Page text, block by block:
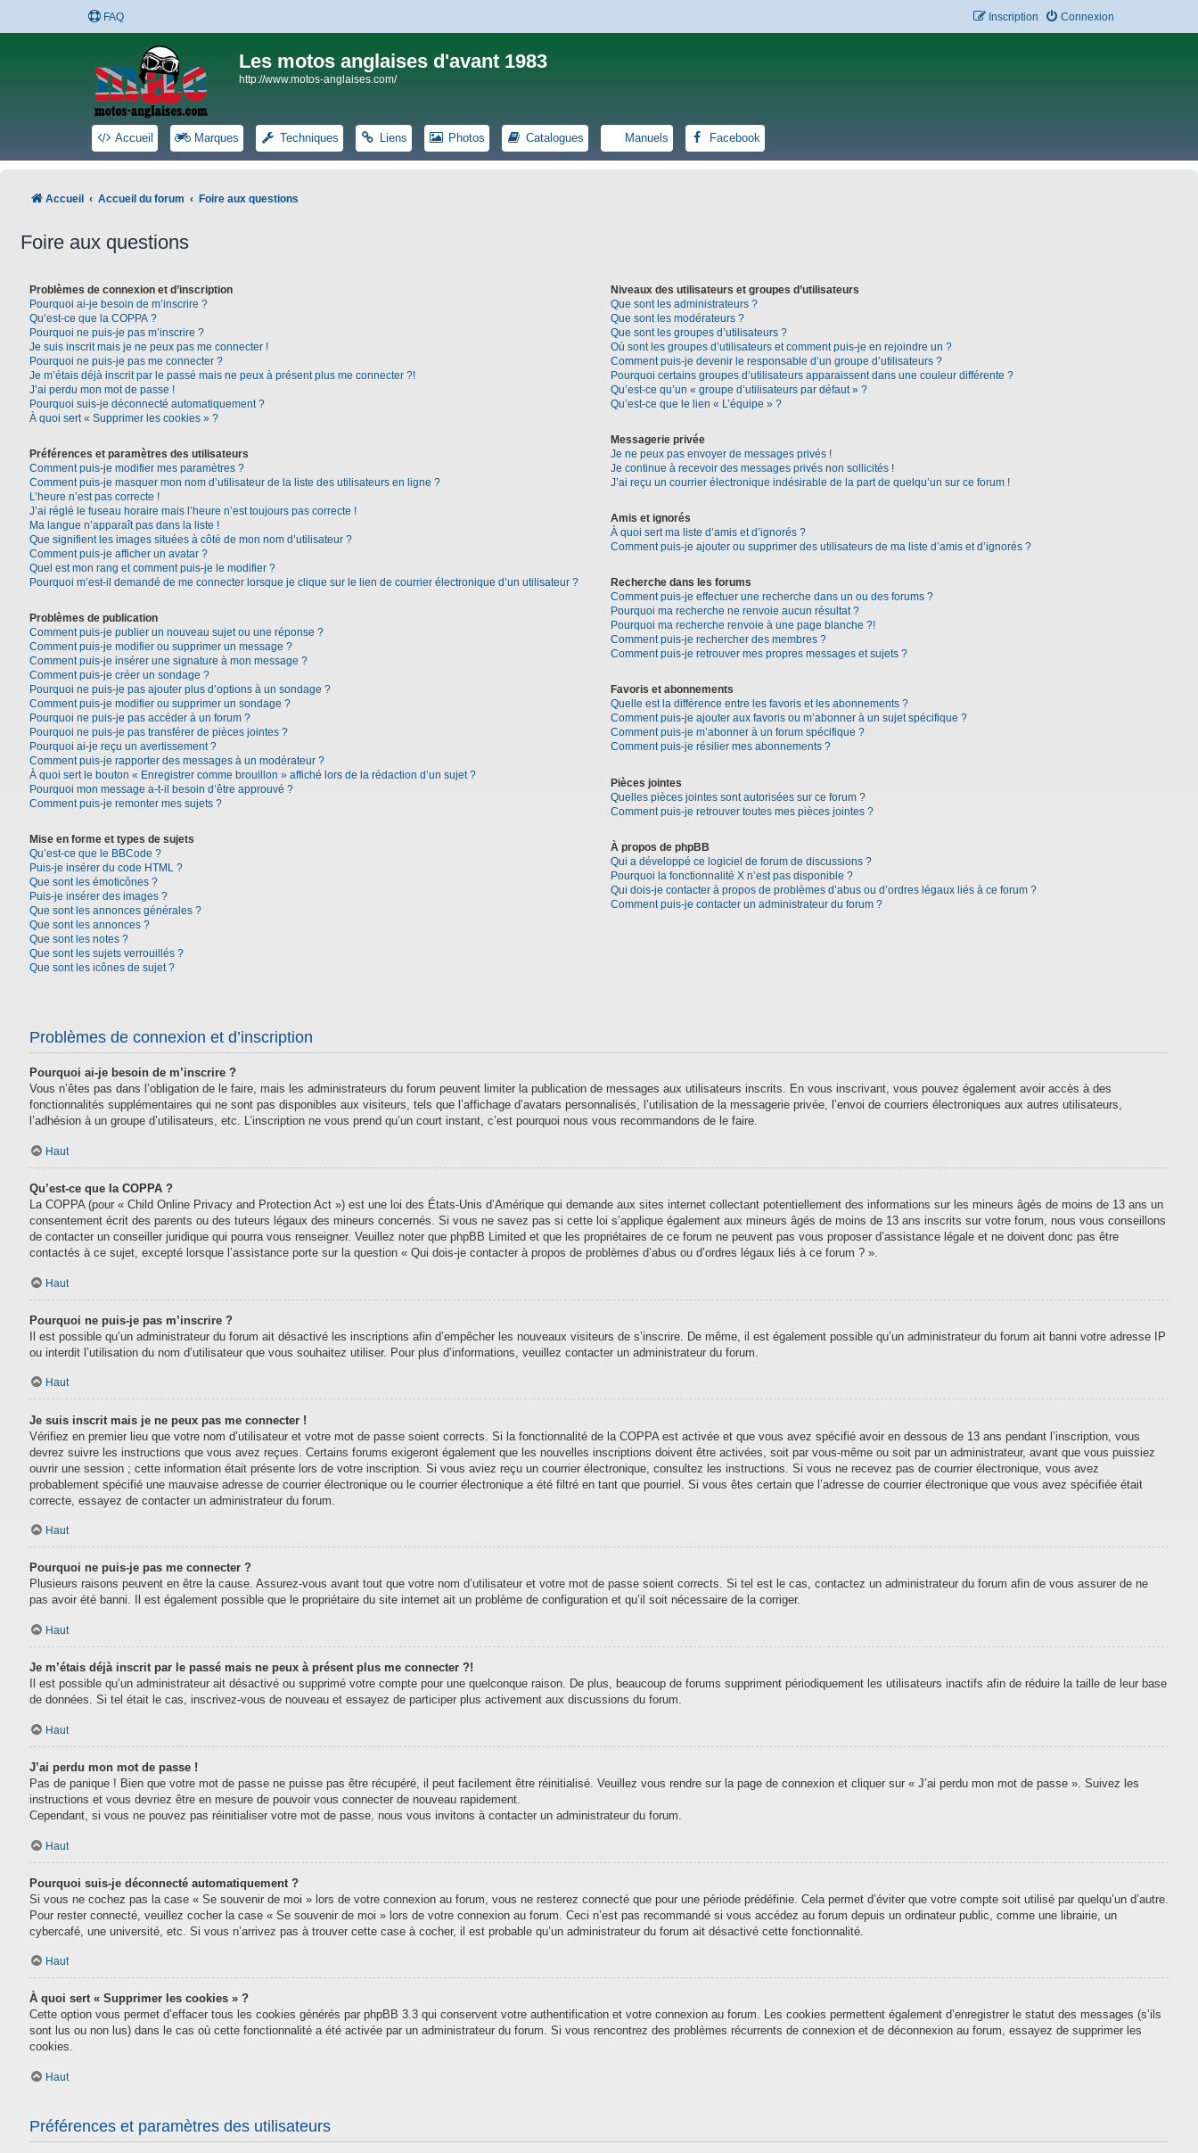
FAQ Connexion
Inscription
Les motos anglaises d'avant 1983
http://www.motos-anglaises.com/
Accueil Marques Techniques Liens Photos Catalogues Manuels Facebook
Accueil Accueil du forum Foire aux questions
Foire aux questions
Problèmes de connexion et d’inscription
Pourquoi ai-je besoin de m’inscrire ?
Qu’est-ce que la COPPA ?
Pourquoi ne puis-je pas m’inscrire ?
Je suis inscrit mais je ne peux pas me connecter !
Pourquoi ne puis-je pas me connecter ?
Je m’étais déjà inscrit par le passé mais ne peux à présent plus me connecter ?!
J’ai perdu mon mot de passe !
Pourquoi suis-je déconnecté automatiquement ?
À quoi sert « Supprimer les cookies » ?
Préférences et paramètres des utilisateurs
Comment puis-je modifier mes paramètres ?
Comment puis-je masquer mon nom d’utilisateur de la liste des utilisateurs en ligne ?
L’heure n’est pas correcte !
J’ai réglé le fuseau horaire mais l’heure n’est toujours pas correcte !
Ma langue n’apparaît pas dans la liste !
Que signifient les images situées à côté de mon nom d’utilisateur ?
Comment puis-je afficher un avatar ?
Quel est mon rang et comment puis-je le modifier ?
Pourquoi m’est-il demandé de me connecter lorsque je clique sur le lien de courrier électronique d’un utilisateur ?
Problèmes de publication
Comment puis-je publier un nouveau sujet ou une réponse ?
Comment puis-je modifier ou supprimer un message ?
Comment puis-je insérer une signature à mon message ?
Comment puis-je créer un sondage ?
Pourquoi ne puis-je pas ajouter plus d’options à un sondage ?
Comment puis-je modifier ou supprimer un sondage ?
Pourquoi ne puis-je pas accéder à un forum ?
Pourquoi ne puis-je pas transférer de pièces jointes ?
Pourquoi ai-je reçu un avertissement ?
Comment puis-je rapporter des messages à un modérateur ?
À quoi sert le bouton « Enregistrer comme brouillon » affiché lors de la rédaction d’un sujet ?
Pourquoi mon message a-t-il besoin d’être approuvé ?
Comment puis-je remonter mes sujets ?
Mise en forme et types de sujets
Qu’est-ce que le BBCode ?
Puis-je insérer du code HTML ?
Que sont les émoticônes ?
Puis-je insérer des images ?
Que sont les annonces générales ?
Que sont les annonces ?
Que sont les notes ?
Que sont les sujets verrouillés ?
Que sont les icônes de sujet ?
Niveaux des utilisateurs et groupes d’utilisateurs
Que sont les administrateurs ?
Que sont les modérateurs ?
Que sont les groupes d’utilisateurs ?
Où sont les groupes d’utilisateurs et comment puis-je en rejoindre un ?
Comment puis-je devenir le responsable d’un groupe d’utilisateurs ?
Pourquoi certains groupes d’utilisateurs apparaissent dans une couleur différente ?
Qu’est-ce qu’un « groupe d’utilisateurs par défaut » ?
Qu’est-ce que le lien « L’équipe » ?
Messagerie privée
Je ne peux pas envoyer de messages privés !
Je continue à recevoir des messages privés non sollicités !
J’ai reçu un courrier électronique indésirable de la part de quelqu’un sur ce forum !
Amis et ignorés
À quoi sert ma liste d’amis et d’ignorés ?
Comment puis-je ajouter ou supprimer des utilisateurs de ma liste d’amis et d’ignorés ?
Recherche dans les forums
Comment puis-je effectuer une recherche dans un ou des forums ?
Pourquoi ma recherche ne renvoie aucun résultat ?
Pourquoi ma recherche renvoie à une page blanche ?!
Comment puis-je rechercher des membres ?
Comment puis-je retrouver mes propres messages et sujets ?
Favoris et abonnements
Quelle est la différence entre les favoris et les abonnements ?
Comment puis-je ajouter aux favoris ou m’abonner à un sujet spécifique ?
Comment puis-je m’abonner à un forum spécifique ?
Comment puis-je résilier mes abonnements ?
Pièces jointes
Quelles pièces jointes sont autorisées sur ce forum ?
Comment puis-je retrouver toutes mes pièces jointes ?
À propos de phpBB
Qui a développé ce logiciel de forum de discussions ?
Pourquoi la fonctionnalité X n’est pas disponible ?
Qui dois-je contacter à propos de problèmes d’abus ou d’ordres légaux liés à ce forum ?
Comment puis-je contacter un administrateur du forum ?
Problèmes de connexion et d’inscription
Pourquoi ai-je besoin de m’inscrire ?
Vous n’êtes pas dans l’obligation de le faire, mais les administrateurs du forum peuvent limiter la publication de messages aux utilisateurs inscrits. En vous inscrivant, vous pouvez également avoir accès à des
fonctionnalités supplémentaires qui ne sont pas disponibles aux visiteurs, tels que l’affichage d’avatars personnalisés, l’utilisation de la messagerie privée, l’envoi de courriers électroniques aux autres utilisateurs,
l’adhésion à un groupe d’utilisateurs, etc. L’inscription ne vous prend qu’un court instant, c’est pourquoi nous vous recommandons de le faire.
Haut
Qu’est-ce que la COPPA ?
La COPPA (pour « Child Online Privacy and Protection Act ») est une loi des États-Unis d’Amérique qui demande aux sites internet collectant potentiellement des informations sur les mineurs âgés de moins de 13 ans un
consentement écrit des parents ou des tuteurs légaux des mineurs concernés. Si vous ne savez pas si cette loi s’applique également aux mineurs âgés de moins de 13 ans inscrits sur votre forum, nous vous conseillons
de contacter un conseiller juridique qui pourra vous renseigner. Veuillez noter que phpBB Limited et que les propriétaires de ce forum ne peuvent pas vous proposer d’assistance légale et ne doivent donc pas être
contactés à ce sujet, excepté lorsque l’assistance porte sur la question « Qui dois-je contacter à propos de problèmes d’abus ou d’ordres légaux liés à ce forum ? ».
Haut
Pourquoi ne puis-je pas m’inscrire ?
Il est possible qu’un administrateur du forum ait désactivé les inscriptions afin d’empêcher les nouveaux visiteurs de s’inscrire. De même, il est également possible qu’un administrateur du forum ait banni votre adresse IP
ou interdit l’utilisation du nom d’utilisateur que vous souhaitez utiliser. Pour plus d’informations, veuillez contacter un administrateur du forum.
Haut
Je suis inscrit mais je ne peux pas me connecter !
Vérifiez en premier lieu que votre nom d’utilisateur et votre mot de passe soient corrects. Si la fonctionnalité de la COPPA est activée et que vous avez spécifié avoir en dessous de 13 ans pendant l’inscription, vous
devrez suivre les instructions que vous avez reçues. Certains forums exigeront également que les nouvelles inscriptions doivent être activées, soit par vous-même ou soit par un administrateur, avant que vous puissiez
ouvrir une session ; cette information était présente lors de votre inscription. Si vous aviez reçu un courrier électronique, consultez les instructions. Si vous ne recevez pas de courrier électronique, vous avez
probablement spécifié une mauvaise adresse de courrier électronique ou le courrier électronique a été filtré en tant que pourriel. Si vous êtes certain que l’adresse de courrier électronique que vous avez spécifiée était
correcte, essayez de contacter un administrateur du forum.
Haut
Pourquoi ne puis-je pas me connecter ?
Plusieurs raisons peuvent en être la cause. Assurez-vous avant tout que votre nom d’utilisateur et votre mot de passe soient corrects. Si tel est le cas, contactez un administrateur du forum afin de vous assurer de ne
pas avoir été banni. Il est également possible que le propriétaire du site internet ait un problème de configuration et qu’il soit nécessaire de la corriger.
Haut
Je m’étais déjà inscrit par le passé mais ne peux à présent plus me connecter ?!
Il est possible qu’un administrateur ait désactivé ou supprimé votre compte pour une quelconque raison. De plus, beaucoup de forums suppriment périodiquement les utilisateurs inactifs afin de réduire la taille de leur base
de données. Si tel était le cas, inscrivez-vous de nouveau et essayez de participer plus activement aux discussions du forum.
Haut
J’ai perdu mon mot de passe !
Pas de panique ! Bien que votre mot de passe ne puisse pas être récupéré, il peut facilement être réinitialisé. Veuillez vous rendre sur la page de connexion et cliquer sur « J’ai perdu mon mot de passe ». Suivez les
instructions et vous devriez être en mesure de pouvoir vous connecter de nouveau rapidement.
Cependant, si vous ne pouvez pas réinitialiser votre mot de passe, nous vous invitons à contacter un administrateur du forum.
Haut
Pourquoi suis-je déconnecté automatiquement ?
Si vous ne cochez pas la case « Se souvenir de moi » lors de votre connexion au forum, vous ne resterez connecté que pour une période prédéfinie. Cela permet d’éviter que votre compte soit utilisé par quelqu’un d’autre.
Pour rester connecté, veuillez cocher la case « Se souvenir de moi » lors de votre connexion au forum. Ceci n’est pas recommandé si vous accédez au forum depuis un ordinateur public, comme une librairie, un
cybercafé, une université, etc. Si vous n’arrivez pas à trouver cette case à cocher, il est probable qu’un administrateur du forum ait désactivé cette fonctionnalité.
Haut
À quoi sert « Supprimer les cookies » ?
Cette option vous permet d’effacer tous les cookies générés par phpBB 3.3 qui conservent votre authentification et votre connexion au forum. Les cookies permettent également d’enregistrer le statut des messages (s’ils
sont lus ou non lus) dans le cas où cette fonctionnalité a été activée par un administrateur du forum. Si vous rencontrez des problèmes récurrents de connexion et de déconnexion au forum, essayez de supprimer les
cookies.
Haut
Préférences et paramètres des utilisateurs